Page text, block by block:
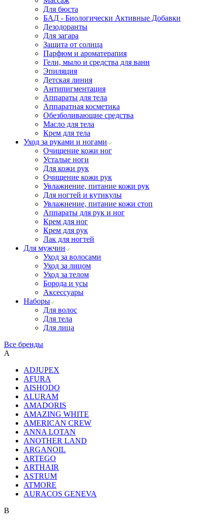
Для бюста
БАД - Биологически Активные Добавки
Дезодоранты
Для загара
Защита от солнца
Парфюм и ароматерапия
Гели, мыло и средства для ванн
Эпиляция
Детская линия
Антипигментация
Аппараты для тела
Аппаратная косметика
Обезболивающие средства
Масло для тела
Крем для тела
Уход за руками и ногами
Очищение кожи ног
Усталые ноги
Для кожи рук
Очищение кожи рук
Увлажнение, питание кожи рук
Для ногтей и кутикулы
Увлажнение, питание кожи стоп
Аппараты для рук и ног
Крем для ног
Крем для рук
Лак для ногтей
Для мужчин
Уход за волосами
Уход за лицом
Уход за телом
Борода и усы
Аксессуары
Наборы
Для волос
Для тела
Для лица
Все бренды
A
ADJUPEX
AFURA
AISHODO
ALURAM
AMADORIS
AMAZING WHITE
AMERICAN CREW
ANNA LOTAN
ANOTHER LAND
ARGANOIL
ARTEGO
ARTHAIR
ASTRUM
ATMORE
AURACOS GENEVA
B